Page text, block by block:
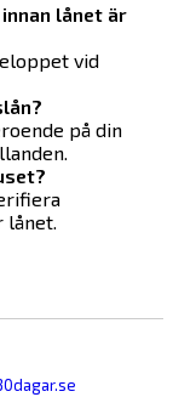
lånet är
vid
på din
lånet.